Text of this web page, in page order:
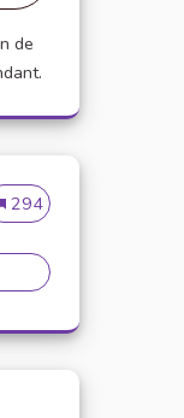
de
PLACE DE
en place de
294
en place de référents